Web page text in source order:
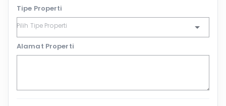
Tipe Properti
Alamat Properti